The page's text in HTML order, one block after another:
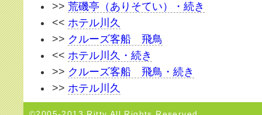
>> 荒磯亭（ありそてい）・続き
<< ホテル川久
>> クルーズ客船 飛鳥
<< ホテル川久・続き
>> クルーズ客船 飛鳥・続き
>> ホテル川久